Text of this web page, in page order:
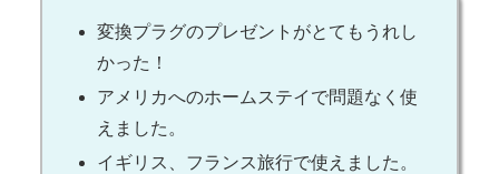
変換プラグのプレゼントがとてもうれし
かった！
アメリカへのホームステイで問題なく使
えました。
イギリス、フランス旅行で使えました。